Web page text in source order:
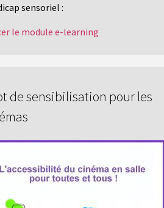
sensoriel :
le module e-learning
de sensibilisation pour les